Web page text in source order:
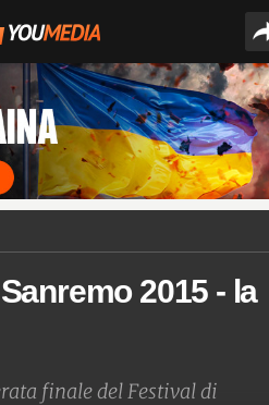
2015 - la
finale del Festival di